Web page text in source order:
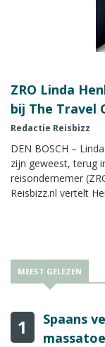
ZRO Linda
bij The Travel
Redactie Reisbizz
DEN BOSCH –
zijn geweest, terug
reisondernemer
Reisbizz.nl vertelt
MEEST GELEZEN
1
Spaans